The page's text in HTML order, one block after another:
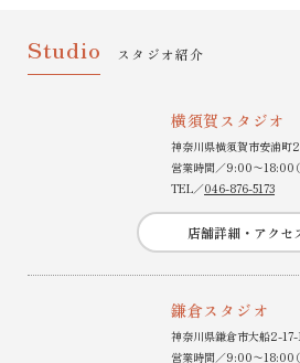
Studio スタジオ紹介
横須賀スタジオ
神奈川県横須賀市安浦町
営業時間／9:00〜18:00（
TEL／046-876-5173
店舗詳細・アクセ
鎌倉スタジオ
神奈川県鎌倉市大船2-
営業時間／9:00〜18:00（